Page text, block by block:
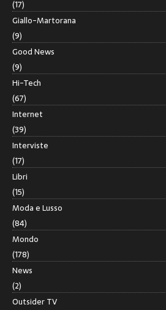
(17)
Giallo-Martorana
(9)
Good News
(9)
Hi-Tech
(67)
Internet
(39)
Interviste
(17)
Libri
(15)
Moda e Lusso
(84)
Mondo
(178)
News
(2)
Outsider TV